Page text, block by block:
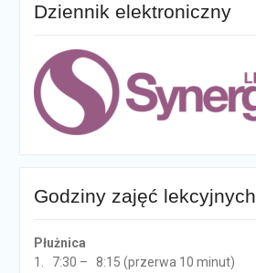
Dziennik elektroniczny
Godziny zajęć lekcyjnych
Płużnica
1. 7:30 – 8:15 (przerwa 10 minut)